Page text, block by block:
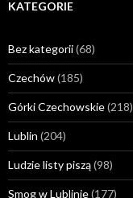
KATEGORIE
Bez kategorii(68)
Czechów(185)
Górki Czechowskie(218)
Lublin (204)
Ludzie listy piszą(98)
Smog w Lublinie(177)